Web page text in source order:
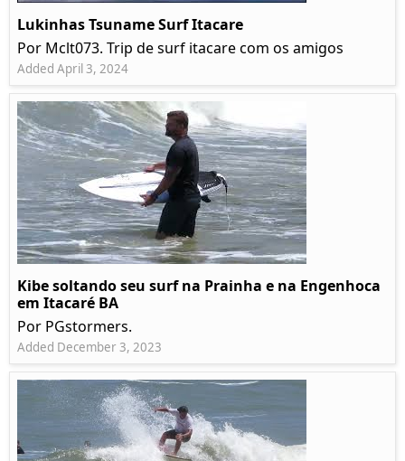
Lukinhas Tsuname Surf Itacare
Por Mclt073. Trip de surf itacare com os amigos
Added April 3, 2024
Kibe soltando seu surf na Prainha e na Engenhoca
em Itacaré BA
Por PGstormers.
Added December 3, 2023